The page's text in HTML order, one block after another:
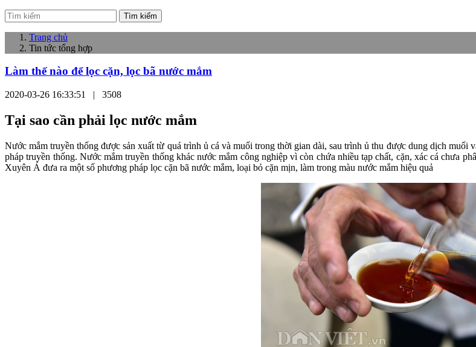
Tìm kiếm
Trang chủ
Tin tức tổng hợp
Làm thế nào để lọc cặn, lọc bã nước mắm
2020-03-26 16:33:51 | 3508
Tại sao cần phải lọc nước mắm
Nước mắm truyền thống được sản xuất từ quá trình ủ cá và muối trong thời gian dài, sau trình ủ thu được dung dịch muối
pháp truyền thống. Nước mắm truyền thống khác nước mắm công nghiệp vì còn chứa nhiều tạp chất, cặn, xác cá chưa
Xuyên Á đưa ra một số phương pháp lọc cặn bã nước mắm, loại bỏ cặn mịn, làm trong màu nước mắm hiệu quả